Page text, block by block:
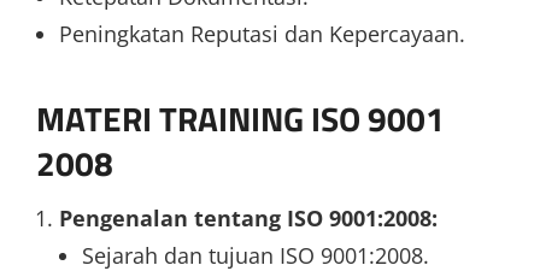
Peningkatan Reputasi dan Kepercayaan.
MATERITRAINING ISO 9001
2008
Pengenalan tentang ISO 9001:2008:
Sejarah dan tujuan ISO 9001:2008.